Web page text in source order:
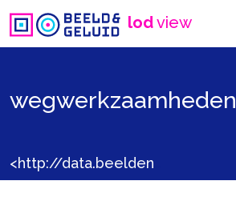
lodview
wegwerkzaamheden